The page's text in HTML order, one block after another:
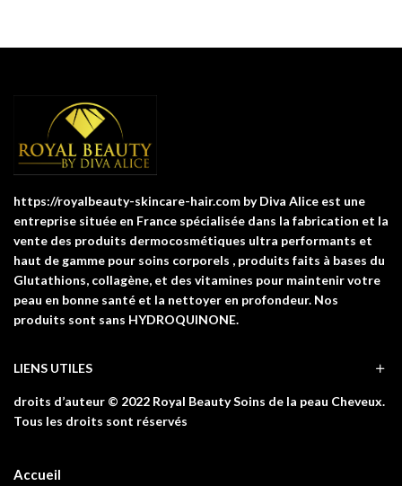
https://royalbeauty-skincare-hair.com by Diva Alice est une
entreprise située en France spécialisée dans la fabrication et la
vente des produits dermocosmétiques ultra performants et
haut de gamme pour soins corporels , produits faits à bases du
Glutathions, collagène, et des vitamines pour maintenir votre
peau en bonne santé et la nettoyer en profondeur. Nos
produits sont sans HYDROQUINONE.
LIENS UTILES
droits d’auteur © 2022 Royal Beauty Soins de la peau Cheveux.
Tous les droits sont réservés
Accueil